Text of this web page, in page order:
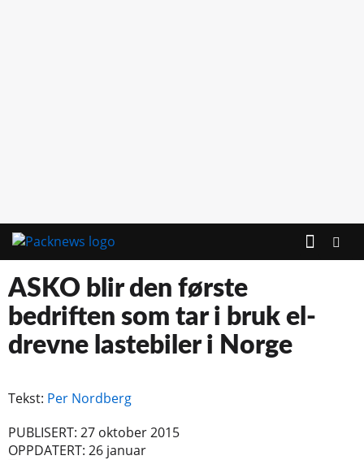
ASKO blir den første
bedriften som tar i bruk el-
drevne lastebiler i Norge
Tekst: Per Nordberg
PUBLISERT: 27 oktober 2015
OPPDATERT: 26 januar